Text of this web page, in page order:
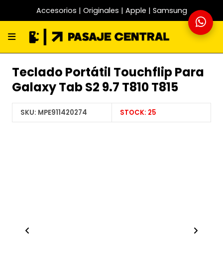
Accesorios | Originales | Apple | Samsung
Teclado Portátil Touchflip Para
Galaxy Tab S2 9.7 T810 T815
SKU: MPE911420274 STOCK: 25